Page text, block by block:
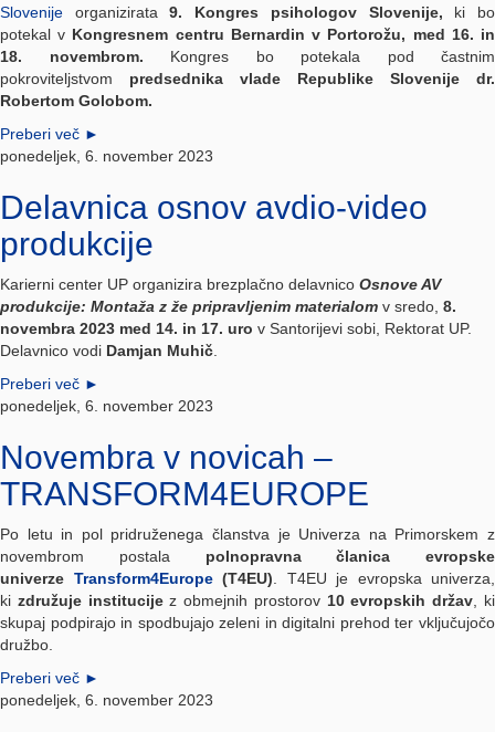
Slovenije organizirata9. Kongres psihologov Slovenije, ki bo
potekal v Kongresnem centru Bernardin v Portorožu, med 16. in
18. novembrom. Kongres bo potekala pod častnim
pokroviteljstvom predsednika vlade Republike Slovenije dr.
Robertom Golobom.
Preberi več ►
ponedeljek, 6. november 2023
Delavnica osnov avdio-video
produkcije
Karierni center UP organizira brezplačno delavnico Osnove AV
produkcije: Montaža z že pripravljenim materialom v sredo, 8.
novembra 2023 med 14. in 17. uro v Santorijevi sobi, Rektorat UP.
Delavnico vodi Damjan Muhič
Preberi več ►
ponedeljek, 6. november 2023
Novembra v novicah –
TRANSFORM4EUROPE
Po letu in pol pridruženega članstva je Univerza na Primorskem z
novembrom postala polnopravna članica
evropske
univerze Transform4Europe(T4EU) . T4EU je evropska univerza,
ki združuje institucijez obmejnih prostorov 10 evropskih držav , ki
skupaj podpirajo in spodbujajo zeleni in digitalni prehod ter vključujočo
družbo.
Preberi več ►
ponedeljek, 6. november 2023